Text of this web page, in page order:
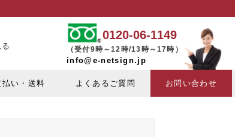
0120-06-1149
（受付9時～12時/13時～17時）
info@e-netsign.jp
払い・送料 よくあるご質問 お問い合わせ